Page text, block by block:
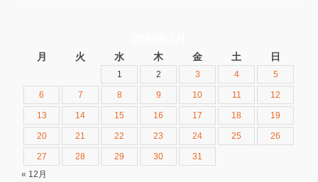
月 火 水 木 金 土 日
1 2 3 4 5
6 7 8 9 10 11 12
13 14 15 16 17 18 19
20 21 22 23 24 25 26
27 28 29 30
31
« 12月